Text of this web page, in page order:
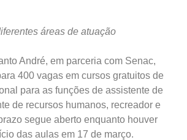
áreas de atuação
André, em parceria com Senac,
400 vagas em cursos gratuitos de
para as funções de assistente de
de recursos humanos, recreador e
segue aberto enquanto houver
das aulas em 17 de março.